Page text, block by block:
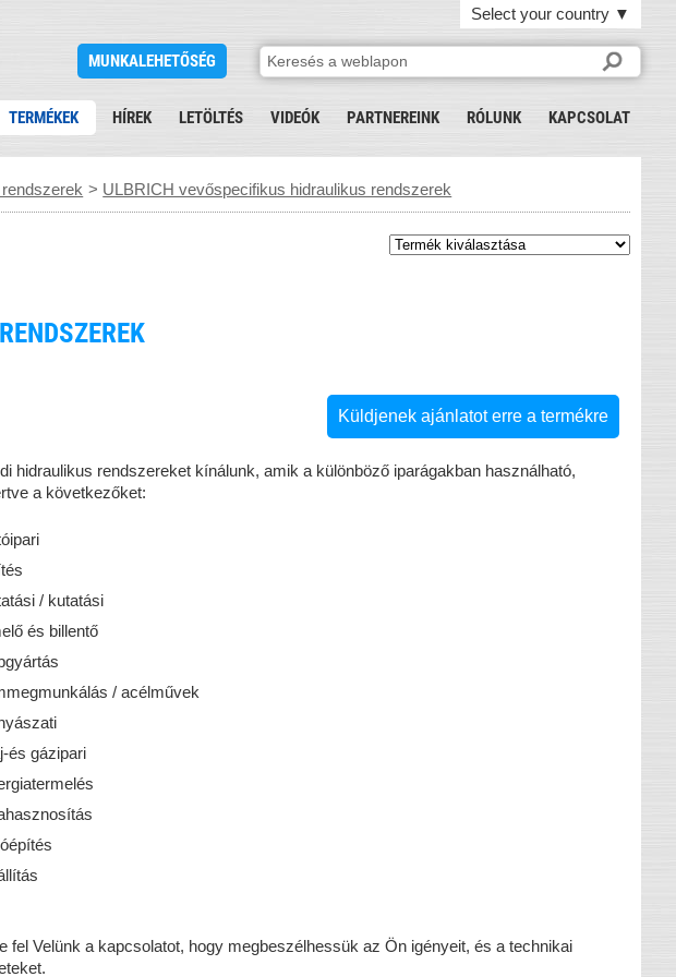
Select your country ▼
MUNKALEHETŐSÉG
TERMÉKEK HÍREK LETÖLTÉS VIDEÓK PARTNEREINK RÓLUNK KAPCSOLAT
> ULBRICH vevőspecifikus hidraulikus rendszerek
Küldjenek ajánlatot erre a termékre
hidraulikus rendszereket kínálunk, amik a különböző iparágakban használható,
a következőket:
/ kutatási
és billentő
/ acélművek
és gázipari
fel Velünk a kapcsolatot, hogy megbeszélhessük az Ön igényeit, és a technikai